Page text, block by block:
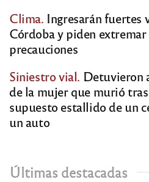
Clima. Ingresarán fuertes
Córdoba y piden extremar
precauciones
Siniestro vial. Detuvieron
de la mujer que murió
supuesto estallido de un
un auto
Últimas destacadas